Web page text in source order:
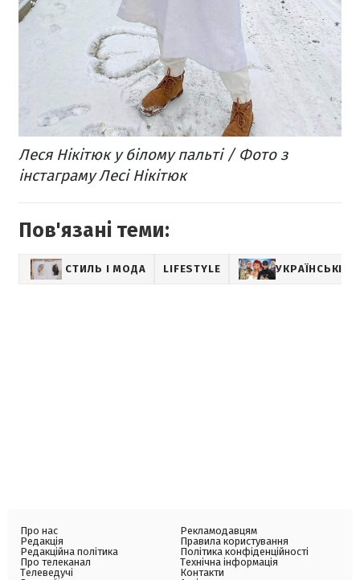
Леся Нікітюк у білому пальті / Фото з
інстаграму Лесі Нікітюк
Пов'язані теми:
СТИЛЬ І МОДА LIFESTYLE УКРАЇНСЬКІ
Про нас
Редакція
Редакційна політика
Про телеканал
Телеведучі
Рекламодавцям
Правила користування
Політика конфіденційності
Технічна інформація
Контакти